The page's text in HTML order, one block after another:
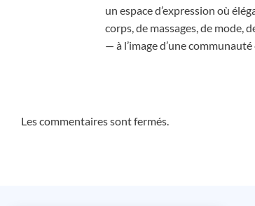
un espace d’expression où
corps, de massages, de mode,
— à l’image d’une
Les commentaires sont fermés.